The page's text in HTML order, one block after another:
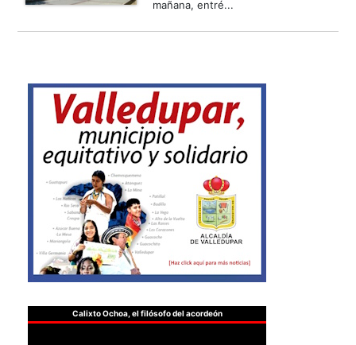
mañana, entré...
Calixto Ochoa, el filósofo del acordeón